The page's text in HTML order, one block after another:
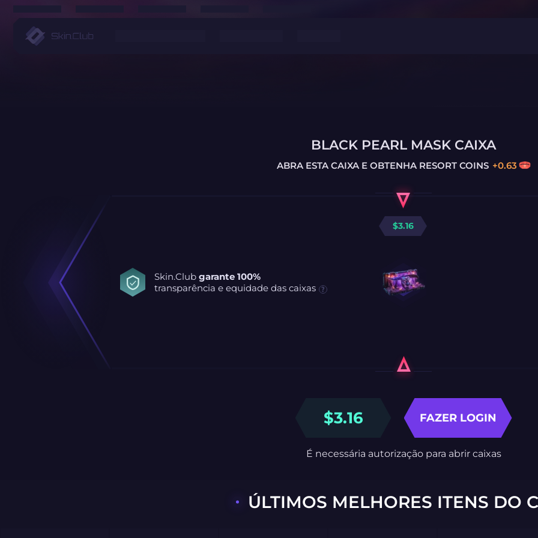
BLACK PEARL MASK CAIXA
ABRA ESTA CAIXA E OBTENHARESORT COINS +0.63
Skin.Club garante 100%
transparência e equidade das caixas
$3.16
$3.16 FAZER LOGIN
É necessária autorização para abrir caixas
ÚLTIMOS MELHORES ITENS DO